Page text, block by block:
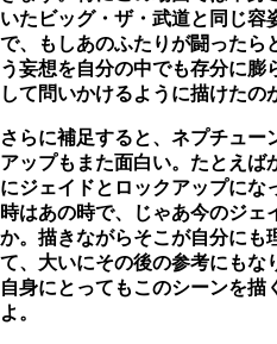
いたビッグ・ザ・武道と同じ容
で、もしあのふたりが闘ったら
う妄想を自分の中でも存分に膨
して問いかけるように描けたの
さらに補足すると、ネプチュー
アップもまた面白い。たとえ
にジェイドとロックアップにな
時はあの時で、じゃあ今のジェ
か。描きながらそこが自分にも
て、大いにその後の参考にもな
自身にとってもこのシーンを
よ。